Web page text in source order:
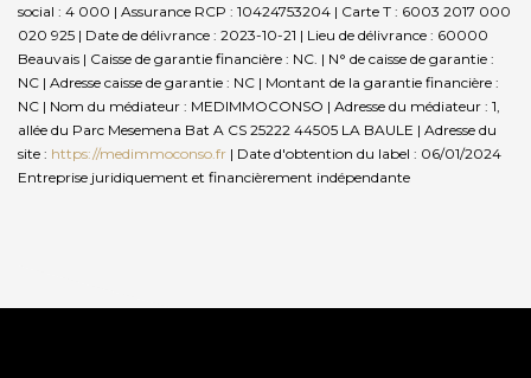
social : 4 000 | Assurance RCP : 10424753204 | Carte T : 6003 2017 000
020 925 | Date de délivrance : 2023-10-21 | Lieu de délivrance : 60000
Beauvais | Caisse de garantie financière : NC. | N° de caisse de garantie :
NC | Adresse caisse de garantie : NC | Montant de la garantie financière :
NC | Nom du médiateur : MEDIMMOCONSO | Adresse du médiateur : 1,
allée du Parc Mesemena Bat A CS 25222 44505 LA BAULE | Adresse du
site : https://medimmoconso.fr | Date d'obtention du label : 06/01/2024
Entreprise juridiquement et financièrement indépendante